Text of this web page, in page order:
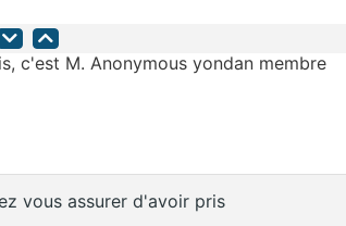
c'est M. Anonymous yondan membre
vous assurer d'avoir pris